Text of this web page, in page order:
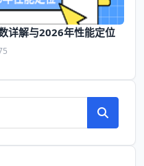
详解与2026年性能定位